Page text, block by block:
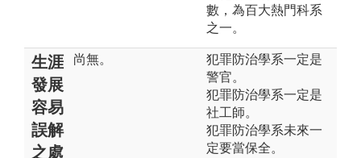
數，為百大熱門科系
之一。
生涯
發展
容易
誤解
之處
尚無。
犯罪防治學系一定是
警官。
犯罪防治學系一定是
社工師。
犯罪防治學系未來一
定要當保全。